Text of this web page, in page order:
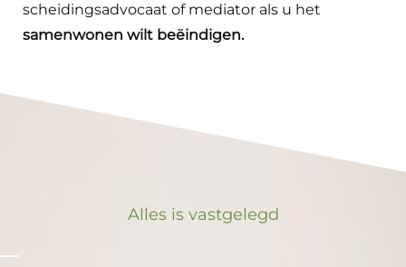
scheidingsadvocaat of mediator als u het
samenwonen wilt beëindigen.
Alles is vastgelegd